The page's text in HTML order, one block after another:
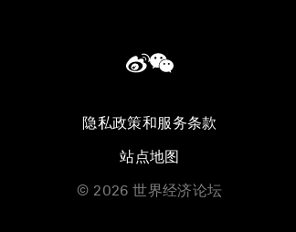
隐私政策和服务条款
站点地图
© 2026 世界经济论坛